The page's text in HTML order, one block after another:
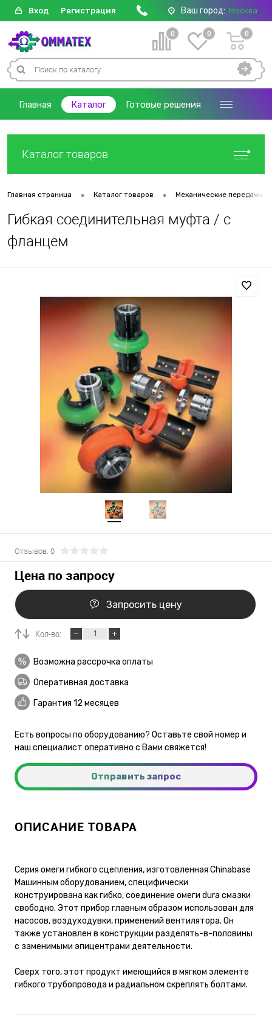
Вход Регистрация Ваш город: Москва
0 0 0
Главная Каталог Готовые решения
Каталог товаров
Главная страница • Каталог товаров • Механические передачи
Гибкая соединительная муфта / с
фланцем
Отзывов: 0
Цена по запросу
Запросить цену
Кол-во:
Возможна рассрочка оплаты
Оперативная доставка
Гарантия 12 месяцев
Есть вопросы по оборудованию? Оставьте свой номер и
наш специалист оперативно с Вами свяжется!
Отправить запрос
ОПИСАНИЕ ТОВАРА
Серия омеги гибкого сцепления, изготовленная Chinabase
Машинным оборудованием, специфически
конструирована как гибко, соединение омеги dura смазки
свободно. Этот прибор главным образом использован для
насосов, воздуходувки, применений вентилятора. Он
также установлен в конструкции разделять-в-половины
с заменимыми эпицентрами деятельности.
Сверх того, этот продукт имеющийся в мягком элементе
гибкого трубопровода и радиальном скреплять болтами.